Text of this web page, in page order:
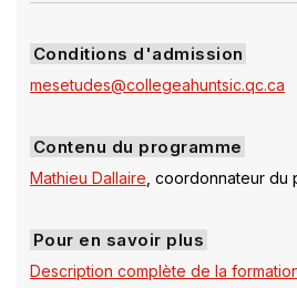
Conditions d'admission
mesetudes@collegeahuntsic.qc.ca
Contenu du programme
Mathieu Dallaire , coordonnateur du
Pour en savoir plus
Description complète de la